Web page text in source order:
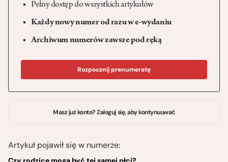
Pełny dostęp do wszystkich artykułów
Każdy nowy numer od razu w e-wydaniu
Archiwum numerów zawsze pod ręką
Rozpocznij prenumeratę
Masz już konto? Zaloguj się, aby kontynuuwać
Artykuł pojawił się w numerze: